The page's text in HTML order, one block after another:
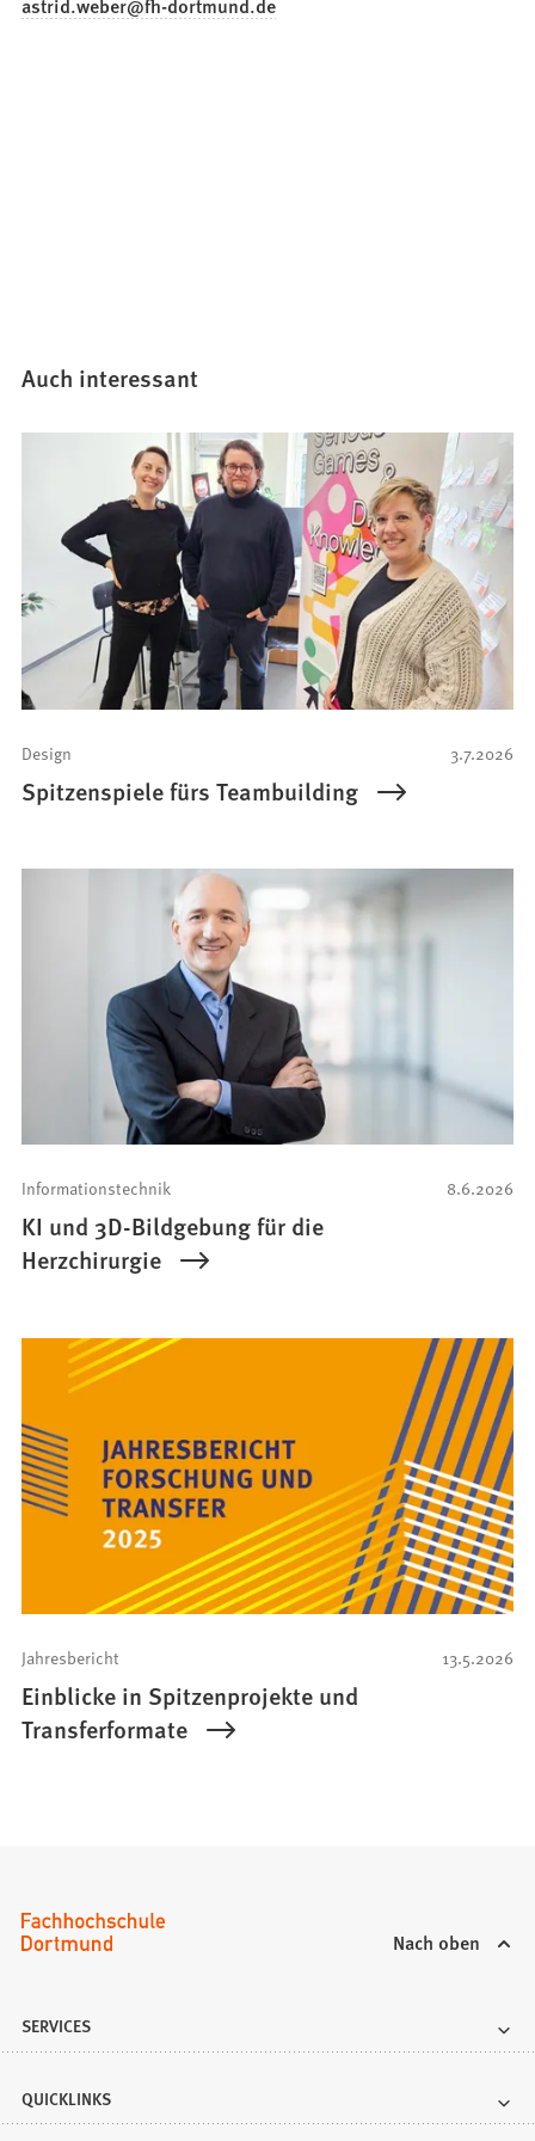
Auch interessant
3.7.2026
Design
Spitzenspiele fürs Teambuilding
8.6.2026
Informationstechnik
KI und 3D-Bildgebung für die
Herzchirurgie
13.5.2026
Jahresbericht
Einblicke in Spitzenprojekte und
Transferformate
Nach oben
SERVICES
QUICKLINKS